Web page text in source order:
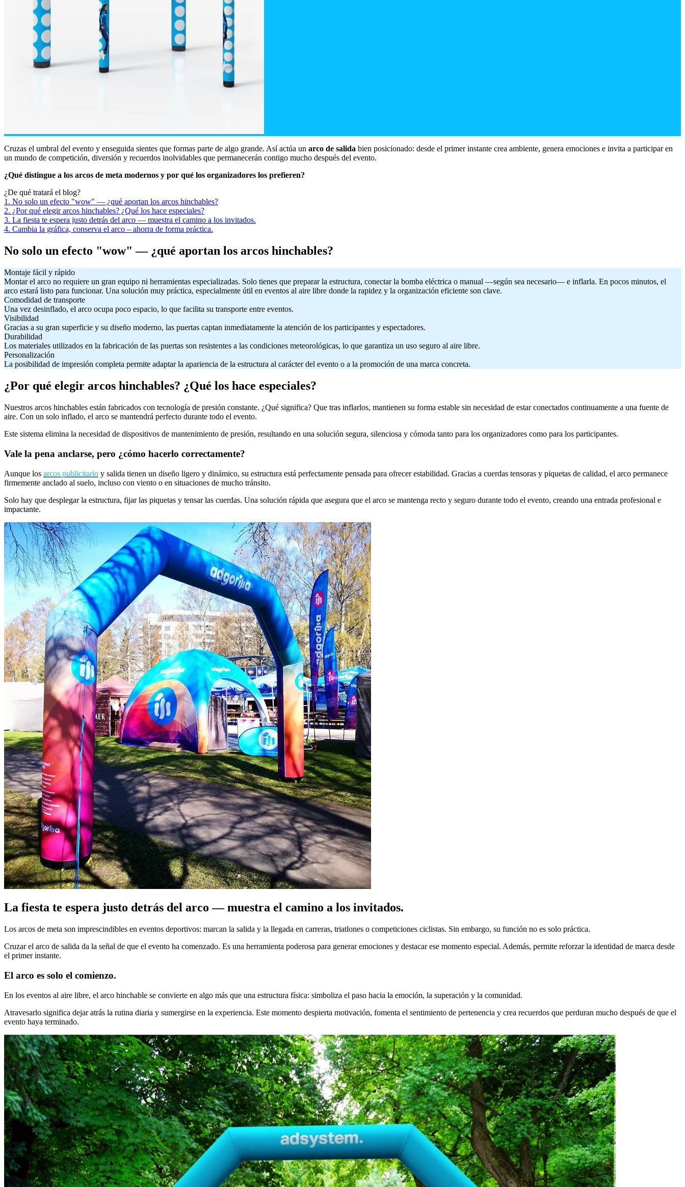
Cruzas el umbral del evento y enseguida sientes que formas parte de algo grande. Así actúa un arco de salida bien posicionado: desde el primer instante crea ambiente, genera emociones e invita a participar en
un mundo de competición, diversión y recuerdos inolvidables que permanecerán contigo mucho después del evento.
¿Qué distingue a los arcos de meta modernos y por qué los organizadores los prefieren?
¿De qué tratará el blog?
1. No solo un efecto "wow" — ¿qué aportan los arcos hinchables?
2. ¿Por qué elegir arcos hinchables? ¿Qué los hace especiales?
3. La fiesta te espera justo detrás del arco — muestra el camino a los invitados.
4. Cambia la gráfica, conserva el arco – ahorra de forma práctica.
No solo un efecto "wow" — ¿qué aportan los arcos hinchables?
Montaje fácil y rápido
Montar el arco no requiere un gran equipo ni herramientas especializadas. Solo tienes que preparar la estructura, conectar la bomba eléctrica o manual —según sea necesario— e inflarla. En pocos minutos, el
arco estará listo para funcionar. Una solución muy práctica, especialmente útil en eventos al aire libre donde la rapidez y la organización eficiente son clave.
Comodidad de transporte
Una vez desinflado, el arco ocupa poco espacio, lo que facilita su transporte entre eventos.
Visibilidad
Gracias a su gran superficie y su diseño moderno, las puertas captan inmediatamente la atención de los participantes y espectadores.
Durabilidad
Los materiales utilizados en la fabricación de las puertas son resistentes a las condiciones meteorológicas, lo que garantiza un uso seguro al aire libre.
Personalización
La posibilidad de impresión completa permite adaptar la apariencia de la estructura al carácter del evento o a la promoción de una marca concreta.
¿Por qué elegir arcos hinchables? ¿Qué los hace especiales?
Nuestros arcos hinchables están fabricados con tecnología de presión constante. ¿Qué significa? Que tras inflarlos, mantienen su forma estable sin necesidad de estar conectados continuamente a una fuente de
aire. Con un solo inflado, el arco se mantendrá perfecto durante todo el evento.
Este sistema elimina la necesidad de dispositivos de mantenimiento de presión, resultando en una solución segura, silenciosa y cómoda tanto para los organizadores como para los participantes.
Vale la pena anclarse, pero ¿cómo hacerlo correctamente?
Aunque los arcos publicitario y salida tienen un diseño ligero y dinámico, su estructura está perfectamente pensada para ofrecer estabilidad. Gracias a cuerdas tensoras y piquetas de calidad, el arco permanece
firmemente anclado al suelo, incluso con viento o en situaciones de mucho tránsito.
Solo hay que desplegar la estructura, fijar las piquetas y tensar las cuerdas. Una solución rápida que asegura que el arco se mantenga recto y seguro durante todo el evento, creando una entrada profesional e
impactante.
La fiesta te espera justo detrás del arco — muestra el camino a los invitados.
Los arcos de meta son imprescindibles en eventos deportivos: marcan la salida y la llegada en carreras, triatlones o competiciones ciclistas. Sin embargo, su función no es solo práctica.
Cruzar el arco de salida da la señal de que el evento ha comenzado. Es una herramienta poderosa para generar emociones y destacar ese momento especial. Además, permite reforzar la identidad de marca desde
el primer instante.
El arco es solo el comienzo.
En los eventos al aire libre, el arco hinchable se convierte en algo más que una estructura física: simboliza el paso hacia la emoción, la superación y la comunidad.
Atravesarlo significa dejar atrás la rutina diaria y sumergirse en la experiencia. Este momento despierta motivación, fomenta el sentimiento de pertenencia y crea recuerdos que perduran mucho después de que el
evento haya terminado.